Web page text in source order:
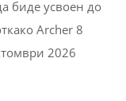
биде усвоен до
Archer 8
2026